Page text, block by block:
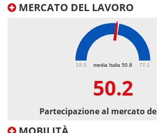
MERCATO DEL LAVORO
media Italia 50.8
19.3 77.1
50.2
Partecipazione al mercato